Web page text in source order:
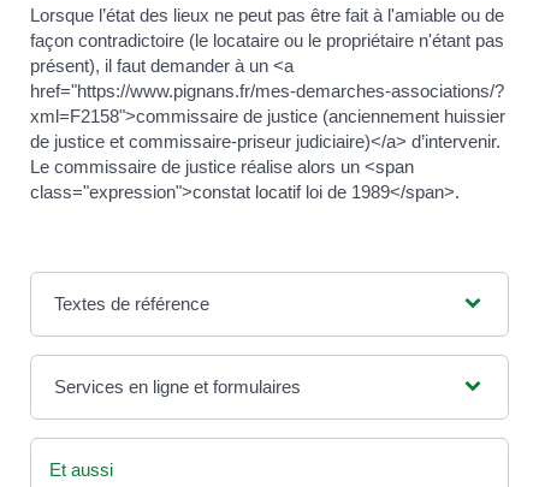
Lorsque l’état des lieux ne peut pas être fait à l'amiable ou de
façon contradictoire (le locataire ou le propriétaire n'étant pas
présent), il faut demander à un <a
href="https://www.pignans.fr/mes-demarches-associations/?
xml=F2158">commissaire de justice (anciennement huissier
de justice et commissaire-priseur judiciaire)</a> d’intervenir.
Le commissaire de justice réalise alors un <span
class="expression">constat locatif loi de 1989</span>.
Textes de référence
Services en ligne et formulaires
Et aussi